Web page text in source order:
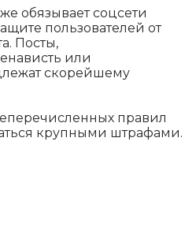
обязывает соцсети
пользователей от
Посты,
или
скорейшему
правил
крупными штрафами.